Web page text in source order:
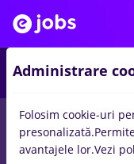
locuri de muncaafter
(< 2 ani)inConstructii
Administrare
Folosim cookie-uri
presonalizată.
avantajele lor.Vezi